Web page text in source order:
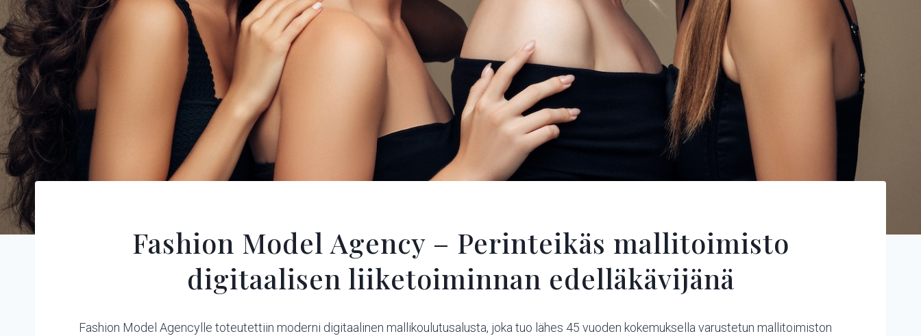
Fashion Model Agency – Perinteikäs mallitoimisto
digitaalisen liiketoiminnan edelläkävijänä
Fashion Model Agencylle toteutettiin moderni digitaalinen mallikoulutusalusta, joka tuo lähes 45 vuoden kokemuksella varustetun mallitoimiston